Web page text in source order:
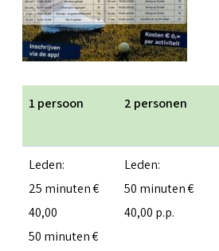
1 persoon 2 personen
Leden:
25 minuten €
40,00
50 minuten €
Leden:
50 minuten €
40,00 p.p.